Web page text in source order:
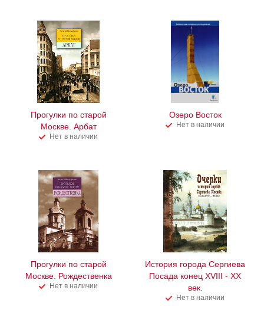
Прогулки по старой
Москве. Арбат
Нет в наличии
Озеро Восток
Нет в наличии
Прогулки по старой
Москве. Рождественка
Нет в наличии
История города Сергиева
Посада конец XVIII - XX
век.
Нет в наличии